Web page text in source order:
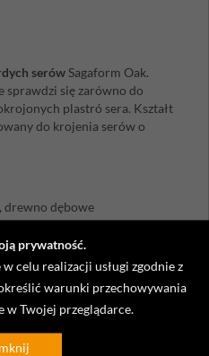
prywatność.
celu realizacji usługi zgodnie z
określić warunki przechowywania
w Twojej przeglądarce.
serów Sagaform Oak.
sprawdzi się zarówno do
plastró sera. Kształt
do krojenia serów o
drewno dębowe
TAKŻE